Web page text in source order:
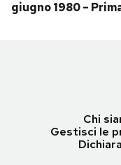
giugno 1980 –
Chi
Gestisci le